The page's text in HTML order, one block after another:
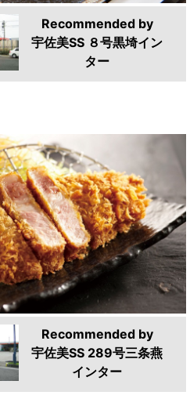
Recommended by
宇佐美SS ８号黒埼イン
ター
Recommended by
宇佐美SS 289号三条燕
インター